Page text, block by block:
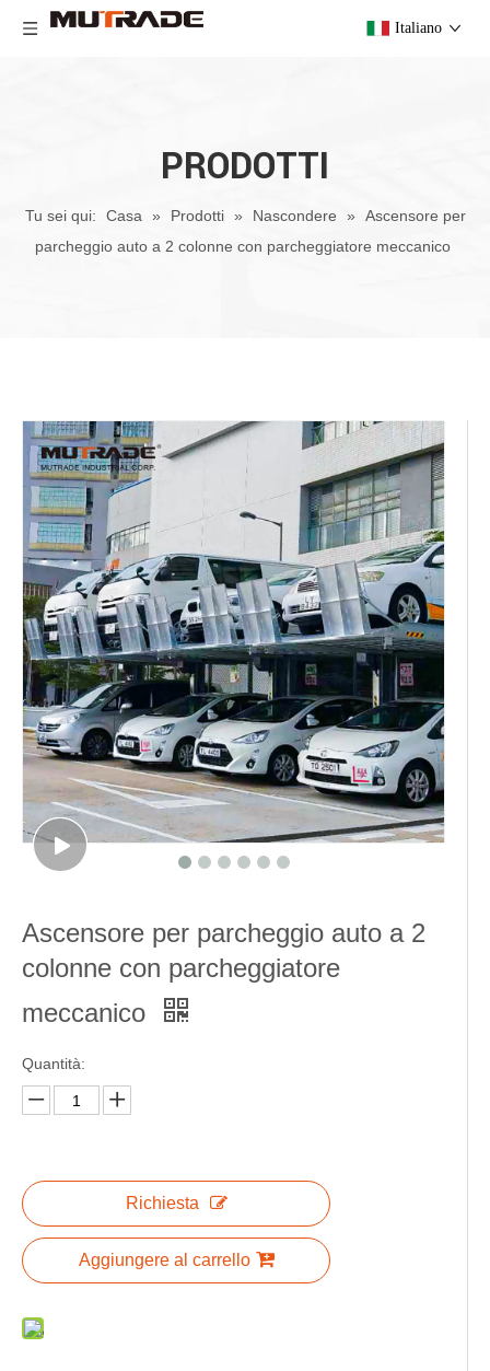
Italiano
PRODOTTI
Tu sei qui: Casa » Prodotti » Nascondere » Ascensore per
parcheggio auto a 2 colonne con parcheggiatore meccanico
Ascensore per parcheggio auto a 2
colonne con parcheggiatore
meccanico
Quantità:
Richiesta
Aggiungere al carrello